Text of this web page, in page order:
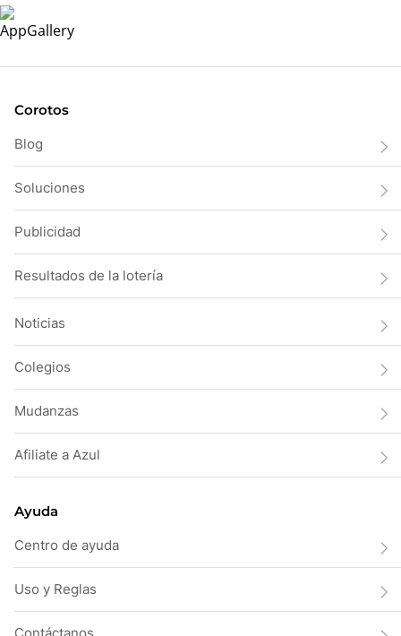
Corotos
Blog
Soluciones
Publicidad
Resultados de la lotería
Noticias
Colegios
Mudanzas
Afiliate a Azul
Ayuda
Centro de ayuda
Uso y Reglas